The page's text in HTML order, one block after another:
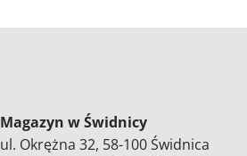
Magazyn w Świdnicy
ul. Okrężna 32, 58-100 Świdnica